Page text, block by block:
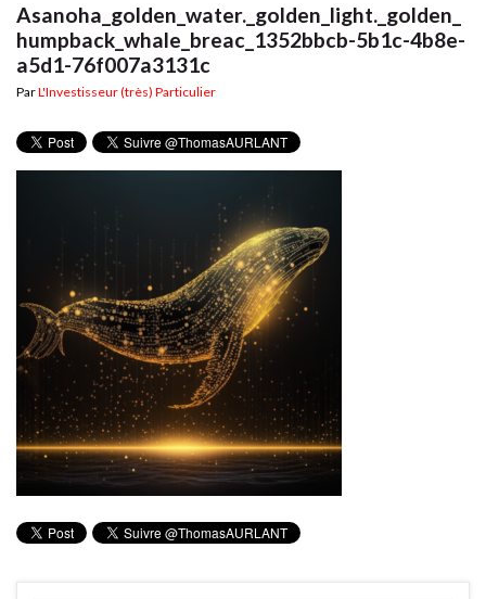
Asanoha_golden_water._golden_light._golden_
humpback_whale_breac_1352bbcb-5b1c-4b8e-
a5d1-76f007a3131c
ParL'Investisseur (très) Particulier